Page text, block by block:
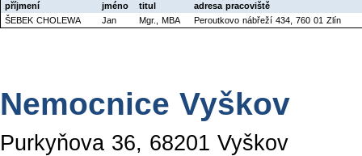
příjmení jméno titul
adresa pracoviště
ŠEBEK CHOLEWA
Jan Mgr., MBA Peroutkovo nábřeží 434, 760 01 Zlín
Nemocnice Vyškov
Purkyňova 36, 68201 Vyškov